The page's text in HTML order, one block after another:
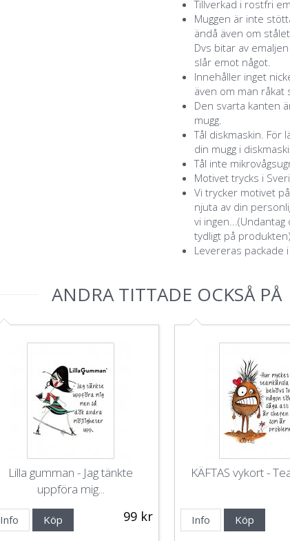
Tillverkad i rostfri
Muggen är inte
ändå även om
Dvs bitar av
slår emot något.
Innehåller inget
även om man råkat
Den svarta kanten
mugg.
Tål diskmaskin. För
din mugg i
Tål inte
Motivet trycks i
Vi trycker motivet
njuta av din
vi
tydligt på produkten)
Levereras packade
ANDRA TITTADE OCKSÅ PÅ
Lilla gumman - Jag tänkte
uppföra mig...
99 kr
Info Köp
KÄFTAS vykort -
Info Köp